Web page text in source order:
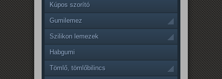
Kúpos szorító
Gumilemez
Szilikon lemezek
Habgumi
Tömlő, tömlőbilincs